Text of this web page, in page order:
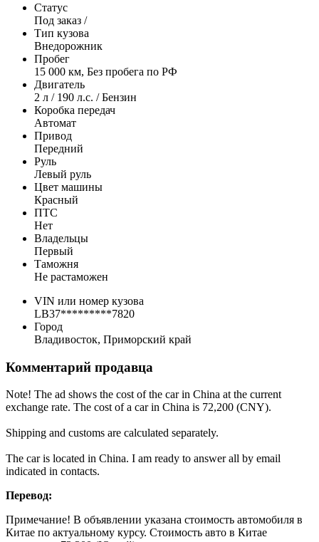
Статус
Под заказ /
Тип кузова
Внедорожник
Пробег
15 000 км, Без пробега по РФ
Двигатель
2 л / 190 л.с. / Бензин
Коробка передач
Автомат
Привод
Передний
Руль
Левый руль
Цвет машины
Красный
ПТС
Нет
Владельцы
Первый
Таможня
Не растаможен
VIN или номер кузова
LB37*********7820
Город
Владивосток, Приморский край
Комментарий продавца
Note! The ad shows the cost of the car in China at the current
exchange rate. The cost of a car in China is 72,200 (CNY).
Shipping and customs are calculated separately.
The car is located in China. I am ready to answer all by email
indicated in contacts.
Перевод:
Примечание! В объявлении указана стоимость автомобиля в
Китае по актуальному курсу. Стоимость авто в Китае